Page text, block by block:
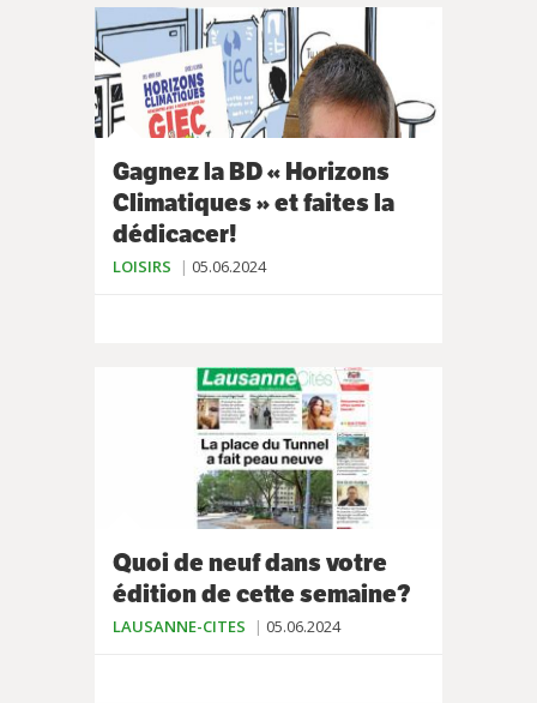
Gagnez la BD « Horizons
Climatiques » et faites la
dédicacer!
LOISIRS 05.06.2024
Quoi de neuf dans votre
édition de cette semaine?
LAUSANNE-CITES 05.06.2024